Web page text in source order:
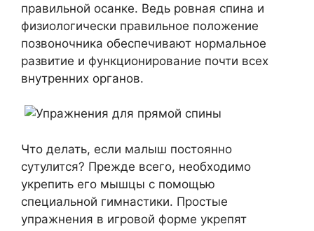
правильной осанке. Ведь ровная спина и
физиологически правильное положение
позвоночника обеспечивают нормальное
развитие и функционирование почти всех
внутренних органов.
Что делать, если малыш постоянно
сутулится? Прежде всего, необходимо
укрепить его мышцы с помощью
специальной гимнастики. Простые
упражнения в игровой форме укрепят